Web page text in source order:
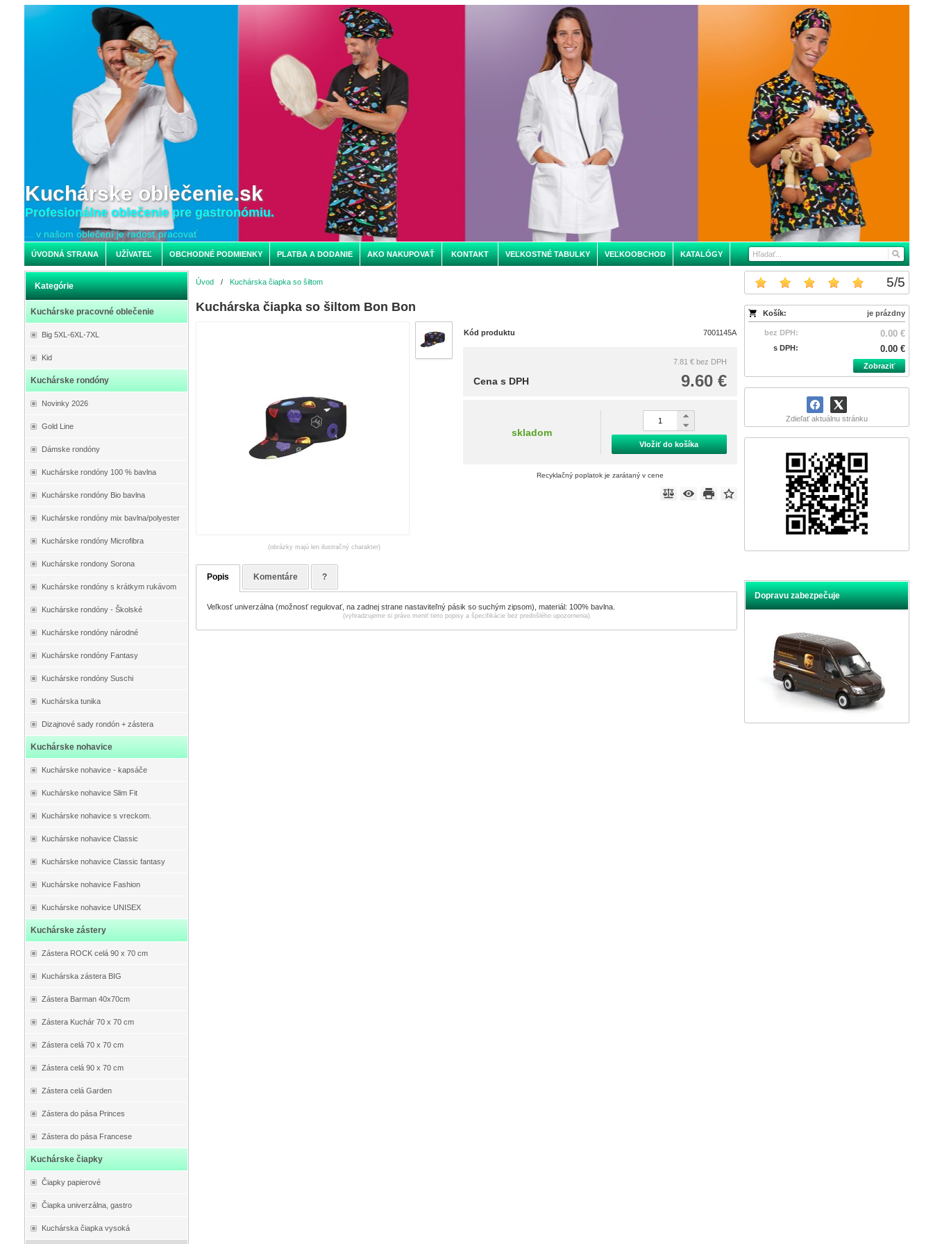
Kuchárske oblečenie.sk
Profesionálne oblečenie pre gastronómiu.
... v našom oblečení je radosť pracovať
ÚVODNÁ STRANA UŽÍVATEĽ OBCHODNÉ PODMIENKY PLATBA A DODANIE AKO NAKUPOVAŤ KONTAKT VEĽKOSTNÉ TABULKY VEĽKOOBCHOD KATALÓGY
Kategórie
Kuchárske pracovné oblečenie
Big 5XL-6XL-7XL
Kid
Kuchárske rondóny
Novinky 2026
Gold Line
Dámske rondóny
Kuchárske rondóny 100 % bavlna
Kuchárske rondóny Bio bavlna
Kuchárske rondóny mix bavlna/polyester
Kuchárske rondóny Microfibra
Kuchárske rondony Sorona
Kuchárske rondóny s krátkym rukávom
Kuchárske rondóny - Školské
Kuchárske rondóny národné
Kuchárske rondóny Fantasy
Kuchárske rondóny Suschi
Kuchárska tunika
Dizajnové sady rondón + zástera
Kuchárske nohavice
Kuchárske nohavice - kapsáče
Kuchárske nohavice Slim Fit
Kuchárske nohavice s vreckom.
Kuchárske nohavice Classic
Kuchárske nohavice Classic fantasy
Kuchárske nohavice Fashion
Kuchárske nohavice UNISEX
Kuchárske zástery
Zástera ROCK celá 90 x 70 cm
Kuchárska zástera BIG
Zástera Barman 40x70cm
Zástera Kuchár 70 x 70 cm
Zástera celá 70 x 70 cm
Zástera celá 90 x 70 cm
Zástera celá Garden
Zástera do pása Princes
Zástera do pása Francese
Kuchárske čiapky
Čiapky papierové
Čiapka univerzálna, gastro
Kuchárska čiapka vysoká
5/5
Košík: je prázdny
bez DPH: 0.00 €
s DPH: 0.00 €
Zobraziť
Zdieľať aktuálnu stránku
Dopravu zabezpečuje
Úvod / Kuchárska čiapka so šiltom
Kuchárska čiapka so šiltom Bon Bon
(obrázky majú len ilustračný charakter)
Kód produktu 7001145A
7.81 € bez DPH
9.60 €
Cena s DPH
skladom
Vložiť do košíka
Recyklačný poplatok je zarátaný v cene
Popis Komentáre ?
Veľkosť univerzálna (možnosť regulovať, na zadnej strane nastaviteľný pásik so suchým zipsom), materiál: 100% bavlna.
(vyhradzujeme si právo meniť tieto popisy a špecifikácie bez predošlého upozornenia)